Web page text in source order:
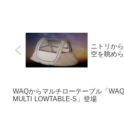
ニトリか
空を眺め
WAQからマルチローテーブル「WAQ
MULTI LOWTABLE-S」登場